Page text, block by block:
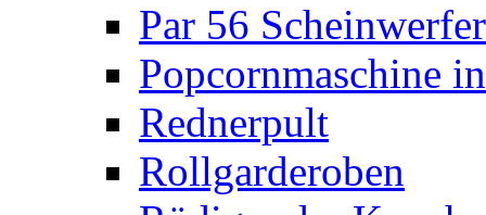
Par 56 Scheinwerfer
Popcornmaschine
Rednerpult
Rollgarderoben